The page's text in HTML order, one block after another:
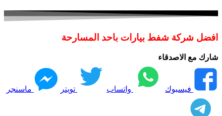
افضل شركة شفط بيارات باحد المسارحة
شارك مع الاصدقاء
فيسبوك واتساب تويتر ماسنجر